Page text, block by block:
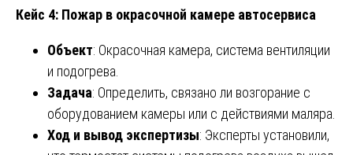
Кейс 4: Пожар в окрасочной камере автосервиса
Объект: Окрасочная камера, система вентиляции
и подогрева.
Задача: Определить, связано ли возгорание с
оборудованием камеры или с действиями маляра.
Ход и вывод экспертизы: Эксперты установили,